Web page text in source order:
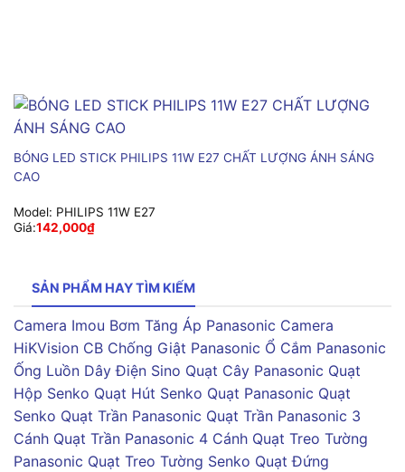
BÓNG LED STICK PHILIPS 11W E27 CHẤT LƯỢNG ÁNH SÁNG
CAO
Model: PHILIPS 11W E27
Giá:142,000₫
SẢN PHẨM HAY TÌM KIẾM
Camera Imou Bơm Tăng Áp Panasonic Camera
HiKVision CB Chống Giật Panasonic Ổ Cắm Panasonic
Ống Luồn Dây Điện Sino Quạt Cây Panasonic Quạt
Hộp Senko Quạt Hút Senko Quạt Panasonic Quạt
Senko Quạt Trần Panasonic Quạt Trần Panasonic 3
Cánh Quạt Trần Panasonic 4 Cánh Quạt Treo Tường
Panasonic Quạt Treo Tường Senko Quạt Đứng